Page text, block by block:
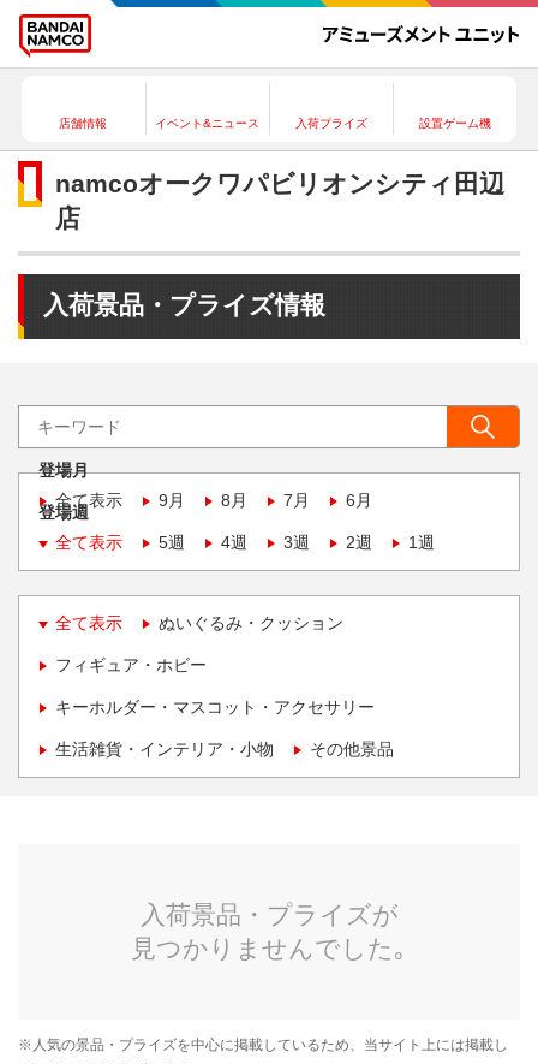
店舗情報 イベント&ニュース 入荷プライズ 設置ゲーム機
namcoオークワパビリオンシティ田辺
店
入荷景品・プライズ情報
登場月
全て表示
9月 8月 7月 6月
登場週
全て表示
5週 4週 3週 2週 1週
全て表示 ぬいぐるみ・クッション
フィギュア・ホビー
キーホルダー・マスコット・アクセサリー
生活雑貨・インテリア・小物 その他景品